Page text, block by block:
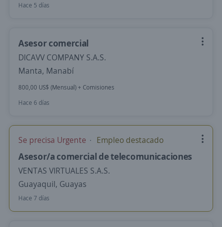
Hace 5 días
Asesor comercial
DICAVV COMPANY S.A.S.
Manta, Manabí
800,00 US$ (Mensual) + Comisiones
Hace 6 días
Se precisa Urgente Empleo destacado
Asesor/a comercial de telecomunicaciones
VENTAS VIRTUALES S.A.S.
Guayaquil, Guayas
Hace 7 días